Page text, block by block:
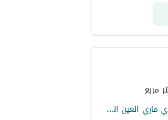
بنتهاوس مميز بروف خاص للبيع في ستيلا دي ماري العين السخنة – إطلالة جولف بانورامية